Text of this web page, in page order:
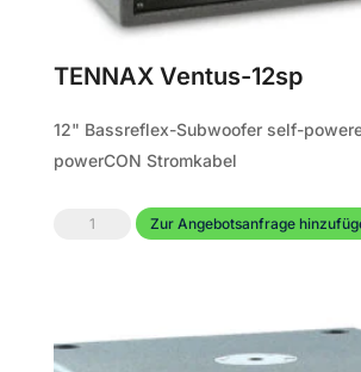
TENNAX Ventus-12sp
12" Bassreflex-Subwoofer self-
powerCON Stromkabel
TENNAX
Zur Angebotsanfrage